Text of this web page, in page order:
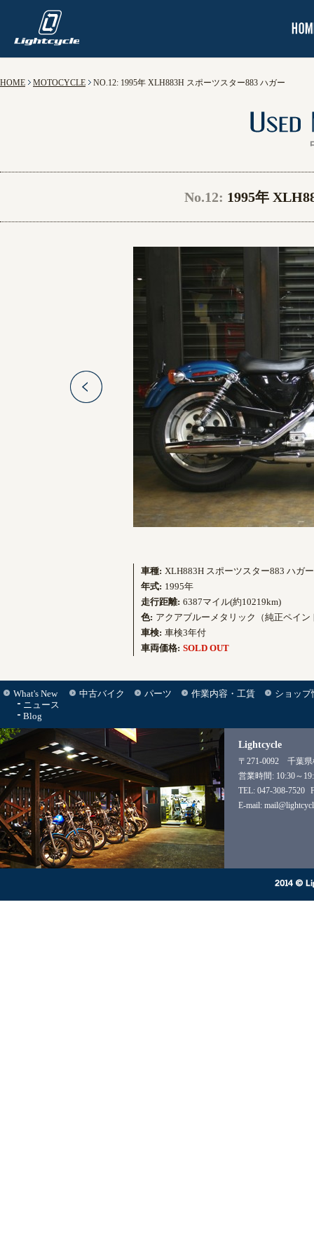
HOME MOTOCYCLE NO.12: 1995年 XLH883H スポーツスター883 ハガー
No.12: 1995年
車種: XLH883H スポーツスター883 ハガー
年式: 1995年
走行距離: 6387マイル(約10219km)
色: アクアブルーメタリック（純正ペイン
車検: 車検3年付
車両価格: SOLD OUT
What's New
ニュース
Blog
中古バイク パーツ 作業内容・工賃 ショップ
Lightcycle
〒271-0092 千葉県
営業時間: 10:30～
TEL: 047-308-7520
E-mail: